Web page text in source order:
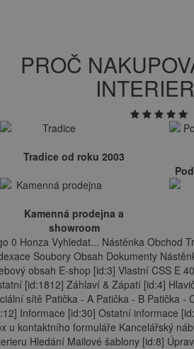
PROČ
Tradice od roku 2003
Kamenná prodejna a
showroom
0 Honza Vyhledat... Nástěnka Obchod
Soubory Obsah Dokumenty
obsah E-shop [id:3] Vlastní CSS E
[id:1812] Záhlaví & Zápatí [id:4]
sítě Patička - A Patička - B Patička -
Informace [id:30] Ostatní informace
u kontaktního formuláře Kancelářský
Hledání Mailové šablony [id:8]